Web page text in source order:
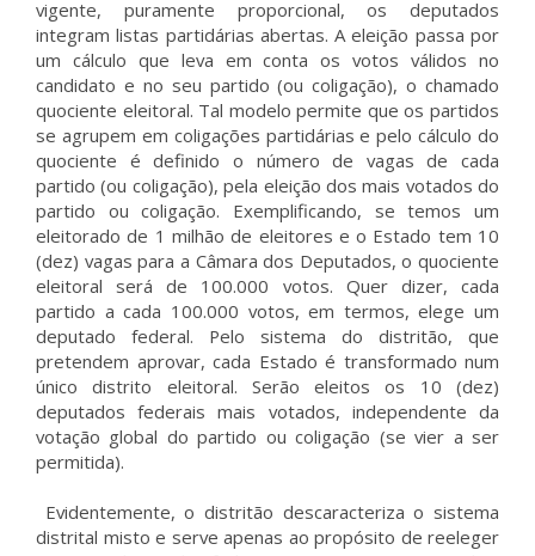
vigente, puramente proporcional, os deputados
integram listas partidárias abertas. A eleição passa por
um cálculo que leva em conta os votos válidos no
candidato e no seu partido (ou coligação), o chamado
quociente eleitoral. Tal modelo permite que os partidos
se agrupem em coligações partidárias e pelo cálculo do
quociente é definido o número de vagas de cada
partido (ou coligação), pela eleição dos mais votados do
partido ou coligação. Exemplificando, se temos um
eleitorado de 1 milhão de eleitores e o Estado tem 10
(dez) vagas para a Câmara dos Deputados, o quociente
eleitoral será de 100.000 votos. Quer dizer, cada
partido a cada 100.000 votos, em termos, elege um
deputado federal. Pelo sistema do distritão, que
pretendem aprovar, cada Estado é transformado num
único distrito eleitoral. Serão eleitos os 10 (dez)
deputados federais mais votados, independente da
votação global do partido ou coligação (se vier a ser
permitida).
Evidentemente, o distritão descaracteriza o sistema
distrital misto e serve apenas ao propósito de reeleger